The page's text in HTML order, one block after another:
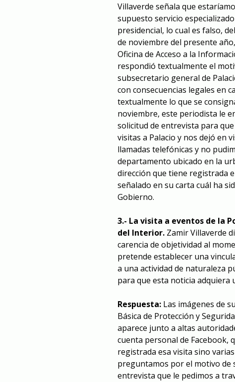
Villaverde señala que
supuesto servicio
presidencial, lo cual es falso,
de noviembre del presente
Oficina de Acceso a la
respondió textualmente el
subsecretario general de
con consecuencias legales en
textualmente lo que se
noviembre, este periodista le
solicitud de entrevista para
visitas a Palacio y nos dejó en
llamadas telefónicas y no
departamento ubicado en la
dirección que tiene registrada
señalado en su carta cuál ha
Gobierno.
3.- La visita a eventos de la
del Interior. Zamir Villaverde
carencia de objetividad al
pretende establecer una
a una actividad de naturaleza
para que esta noticia adquiera
Respuesta: Las imágenes de
Básica de Protección y
aparece junto a altas
cuenta personal de Facebook,
registrada esa visita sino
preguntamos por el motivo de
entrevista que le pedimos a